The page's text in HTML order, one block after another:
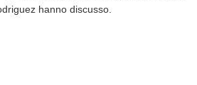
hanno discusso.